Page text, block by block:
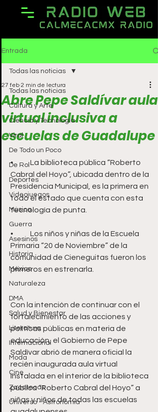
Entrada
Todas las noticias
Cultura y Arte
Ciencia y Tecnología
Viral
De Todo un Poco
De Rol
Deportes
Videojuegos
Música
Guerra
Asesinos
Historia
México
Naturaleza
DMA
Salud y Bienestar
Literatura
Internacional
Moda
Cine
Zacatecas
Universo - Astronomía
Todas las noticias
Abre Pepe Saldívar aula
virtual inclusiva a
escuelas de Guadalupe
27 feb 2 min de lectura
•	La biblioteca pública “Roberto
Cabral del Hoyo”, ubicada dentro de la
Presidencia Municipal, es la primera en
todo el estado que cuenta con esta
tecnología de punta.
•	Los niños y niñas de la Escuela
Primaria “20 de Noviembre” de la
comunidad de Cieneguitas fueron los
primeros en estrenarla.
Con la intención de continuar con el
fortalecimiento de las acciones y
políticas públicas en materia de
educación, el Gobierno de Pepe
Saldívar abrió de manera oficial la
recién inaugurada aula virtual
instalada en el interior de la biblioteca
pública “Roberto Cabral del Hoyo” a
niñas y niños de todas las escuelas